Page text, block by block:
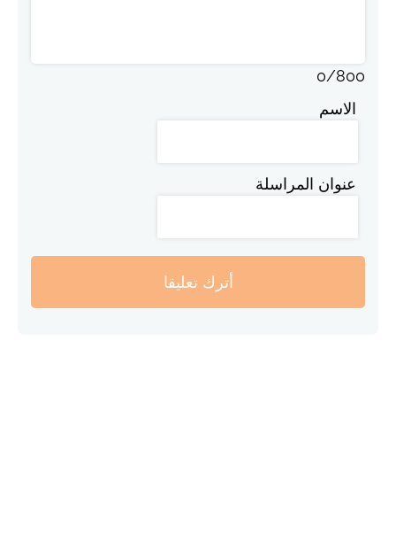
0/800
الاسم
عنوان المراسلة
أترك تعليقا